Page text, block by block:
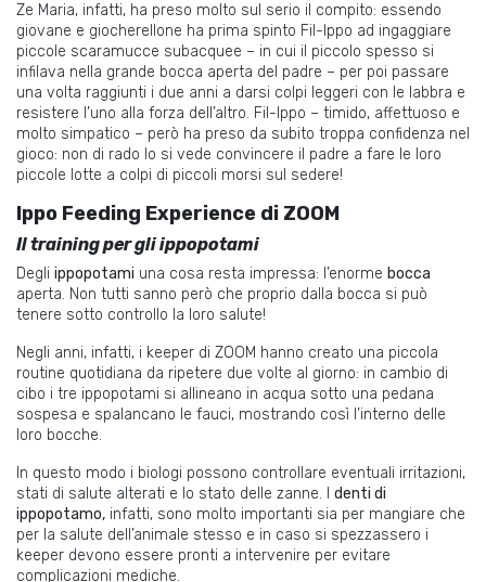
Ze Maria, infatti, ha preso molto sul serio il compito: essendo
giovane e giocherellone ha prima spinto Fil-Ippo ad ingaggiare
piccole scaramucce subacquee – in cui il piccolo spesso si
infilava nella grande bocca aperta del padre – per poi passare
una volta raggiunti i due anni a darsi colpi leggeri con le labbra e
resistere l’uno alla forza dell’altro. Fil-Ippo – timido, affettuoso e
molto simpatico – però ha preso da subito troppa confidenza nel
gioco: non di rado lo si vede convincere il padre a fare le loro
piccole lotte a colpi di piccoli morsi sul sedere!
Ippo Feeding Experience di ZOOM
Il training per gli ippopotami
Degli ippopotami una cosa resta impressa: l’enorme bocca
aperta. Non tutti sanno però che proprio dalla bocca si può
tenere sotto controllo la loro salute!
Negli anni, infatti, i keeper di ZOOM hanno creato una piccola
routine quotidiana da ripetere due volte al giorno: in cambio di
cibo i tre ippopotami si allineano in acqua sotto una pedana
sospesa e spalancano le fauci, mostrando così l’interno delle
loro bocche.
In questo modo i biologi possono controllare eventuali irritazioni,
stati di salute alterati e lo stato delle zanne. I denti di
ippopotamo, infatti, sono molto importanti sia per mangiare che
per la salute dell’animale stesso e in caso si spezzassero i
keeper devono essere pronti a intervenire per evitare
complicazioni mediche.